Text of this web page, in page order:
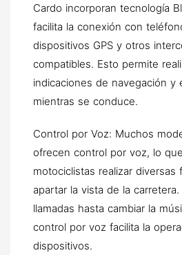
Cardo incorporan tecnología
facilita la conexión con
dispositivos GPS y otros
compatibles. Esto permite
indicaciones de navegación y
mientras se conduce.
Control por Voz: Muchos
ofrecen control por voz, lo
motociclistas realizar diversas
apartar la vista de la
llamadas hasta cambiar la
control por voz facilita la
dispositivos.